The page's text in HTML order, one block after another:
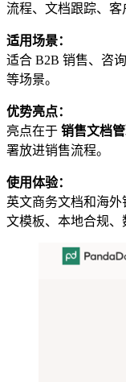
流程、文档跟踪、客
适用场景：
适合 B2B 销售、咨
等场景。
优势亮点：
亮点在于 销售文档
署放进销售流程。
使用体验：
英文商务文档和海
文模板、本地合规、